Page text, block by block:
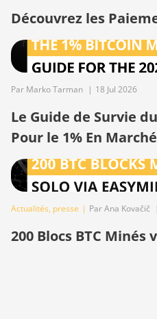
BITMAIN
Pro (21Gh)
BITMAIN
AntMiner L3
BITMAIN
AntMiner L3+
BITMAIN
AntMiner L7
BITMAIN
(16Gh)
Découvrez les
Par Marko Tarman | 18 Jul 2026
Le Guide de Survie
Pour le 1% En
Actualités, presse | Par Ana Kovačič
200 Blocs BTC Minés